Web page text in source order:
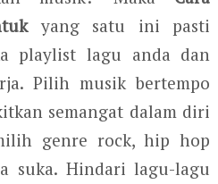
yang satu ini pasti
playlist lagu anda dan
Pilih musik bertempo
semangat dalam diri
genre rock, hip hop
suka. Hindari lagu-lagu